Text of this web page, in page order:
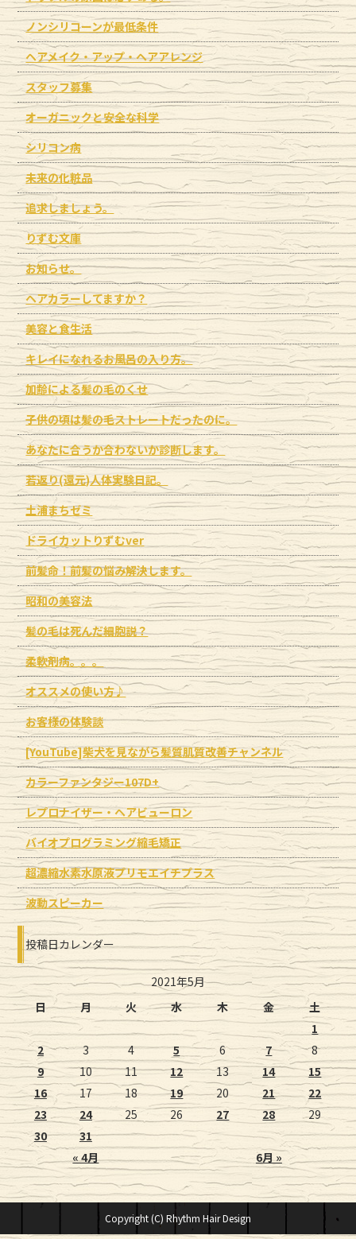
ノンシリコーンが最低条件
ヘアメイク・アップ・ヘアアレンジ
スタッフ募集
オーガニックと安全な科学
シリコン病
未来の化粧品
追求しましょう。
りずむ文庫
お知らせ。
ヘアカラーしてますか？
美容と食生活
キレイになれるお風呂の入り方。
加齢による髪の毛のくせ
子供の頃は髪の毛ストレートだったのに。
あなたに合うか合わないか診断します。
若返り(還元)人体実験日記。
土浦まちゼミ
ドライカットりずむver
前髪命！前髪の悩み解決します。
昭和の美容法
髪の毛は死んだ細胞説？
柔軟剤病。。。
オススメの使い方♪
お客様の体験談
[YouTube]柴犬を見ながら髪質肌質改善チャンネル
カラーファンタジー107D+
レプロナイザー・ヘアビューロン
バイオプログラミング縮毛矯正
超濃縮水素水原液プリモエイチプラス
波動スピーカー
投稿日カレンダー
2021年5月
日
月 火 水 木 金 土
« 4月 6月 »
1
2
3 4 5 6 7
8
9
10 11 12 13 14
15
16
17 18 19 20 21
22
23
24 25 26 27 28
29
30
31
Copyright (C) Rhythm Hair Design